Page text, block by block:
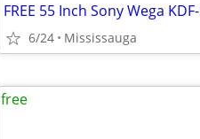
FREE 55 Inch Sony Wega
6/24 Mississauga
free